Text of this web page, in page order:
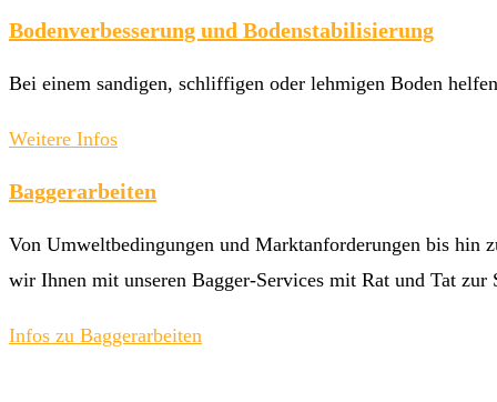
Bodenverbesserung und Bodenstabilisierung
Bei einem sandigen, schliffigen oder lehmigen Boden
Weitere Infos
Baggerarbeiten
Von Umweltbedingungen und Marktanforderungen bis hin
wir Ihnen mit unseren Bagger-Services mit Rat und Tat zur
Infos zu Baggerarbeiten